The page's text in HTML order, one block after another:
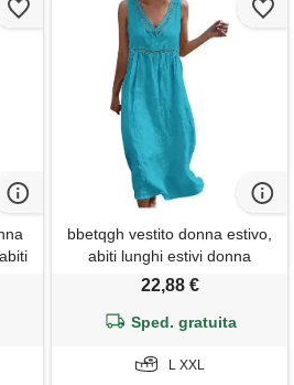
bbetqgh vestito donna estivo,
abiti lunghi estivi donna
vestito in lino di cotone scollo
forti abito bohémien traforato
per mare spiaggia vacanza
22,88 €
Sped. gratuita
L XXL